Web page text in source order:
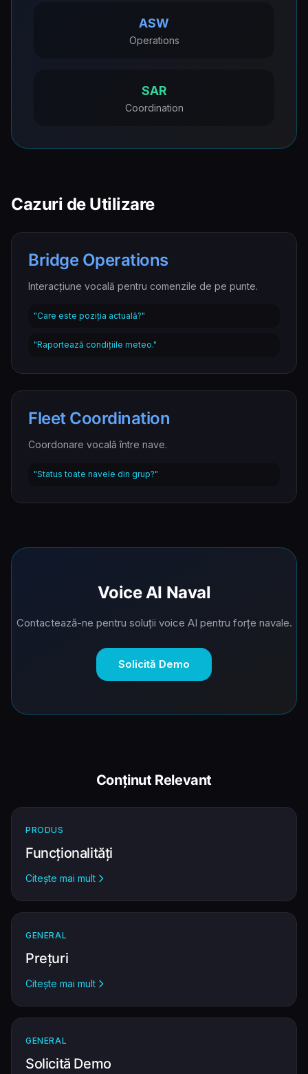
ASW
Operations
SAR
Coordination
Cazuri de Utilizare
Bridge Operations
Interacțiune vocală pentru comenzile de pe punte.
"Care este poziția actuală?"
"Raportează condițiile meteo."
Fleet Coordination
Coordonare vocală între nave.
"Status toate navele din grup?"
Voice AI Naval
Contactează-ne pentru soluții voice AI pentru forțe navale.
Solicită Demo
Conținut Relevant
PRODUS
Funcționalități
Citește mai mult
GENERAL
Prețuri
Citește mai mult
GENERAL
Solicită Demo